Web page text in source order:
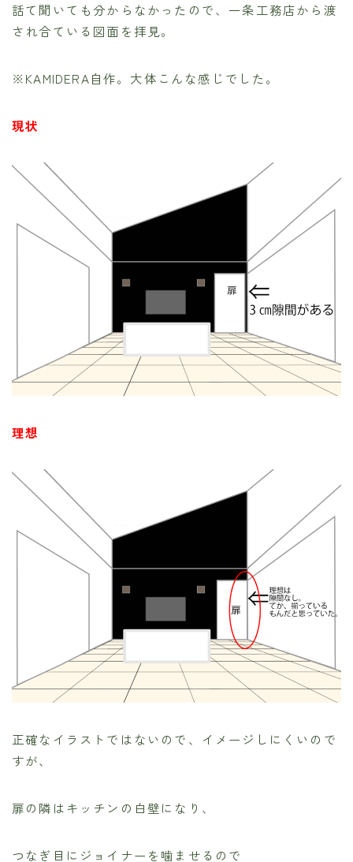
話て聞いても分からなかったので、一条工務店から渡
され合ている図面を拝見。
※KAMIDERA自作。大体こんな感じでした。
現状
理想
正確なイラストではないので、イメージしにくいので
すが、
扉の隣はキッチンの白壁になり、
つなぎ目にジョイナーを噛ませるので